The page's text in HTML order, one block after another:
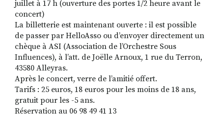
juillet à 17 h (ouverture des portes 1/2 heure avant le
concert)
La billetterie est maintenant ouverte : il est possible
de passer par HelloAsso ou d’envoyer directement un
chèque à ASI (Association de l’Orchestre Sous
Influences), à l’att. de Joëlle Arnoux, 1 rue du Terron,
43580 Alleyras.
Après le concert, verre de l’amitié offert.
Tarifs : 25 euros, 18 euros pour les moins de 18 ans,
gratuit pour les -5 ans.
Réservation au 06 98 49 41 13